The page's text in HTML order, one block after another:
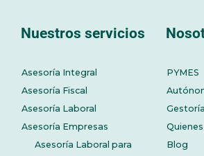
Nuestros servicios
Asesoría Integral
Asesoría Fiscal
Asesoría Laboral
Asesoría Empresas
Asesoría Laboral para
PYMES
Gestoría
Blog